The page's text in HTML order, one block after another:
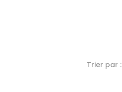
Trier par :